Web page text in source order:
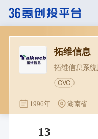
拓维信息
拓维信息系统
CVC
1996年 湖南省
13